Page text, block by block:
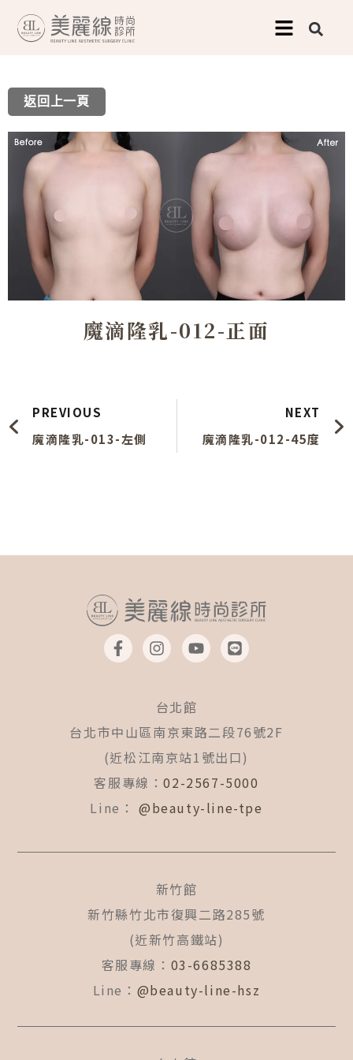
要
內
返回上一頁
魔滴隆乳-012-正面
PREVIOUS
魔滴隆乳-013-左側
NEXT
魔滴隆乳-012-45度
F
a
c
o
k
-
f
I
n
s
a
g
r
a
m
Y
o
u
b
e
L
i
n
台北館
台北市中山區南京東路二段76號2F
(近松江南京站1號出口)
客服專線：02-2567-5000
Line： @beauty-line-tpe
新竹館
新竹縣竹北市復興二路285號
(近新竹高鐵站)
客服專線： 03-6685388
Line： @beauty-line-hsz